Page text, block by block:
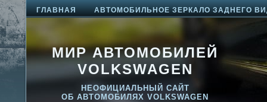
ГЛАВНАЯ АВТОМОБИЛЬНОЕ ЗЕРКАЛО ЗАДНЕГО
МИР АВТОМОБИЛЕЙ
VOLKSWAGEN
НЕОФИЦИАЛЬНЫЙ САЙТ
ОБ АВТОМОБИЛЯХ VOLKSWAGEN